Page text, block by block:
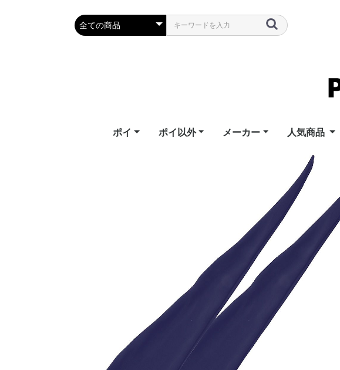
ポイ ポイ以外 メーカー
エリックズポイトイ
ファイバーフライズ
ファンインモーション
フェアリーウィングス
ホームオブポイ Home
人気商品
ポッドポイ
ビジュアル
フィックポ
スピンボール